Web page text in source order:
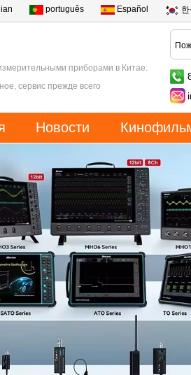
português Español
приборами в Китае.
сервис прежде всего
Новости